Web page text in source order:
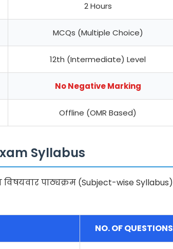
2 Hours
MCQs (Multiple Choice)
12th (Intermediate) Level
No Negative Marking
Offline (OMR Based)
Syllabus
विषयवार पाठ्यक्रम (Subject-wise Syllabus)
NO. OF QUESTIONS